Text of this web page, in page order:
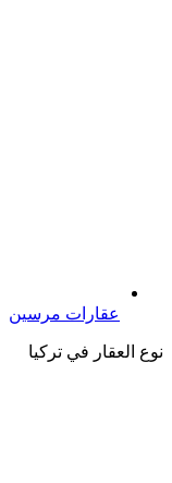
عقارات مرسين
نوع العقار في تركيا